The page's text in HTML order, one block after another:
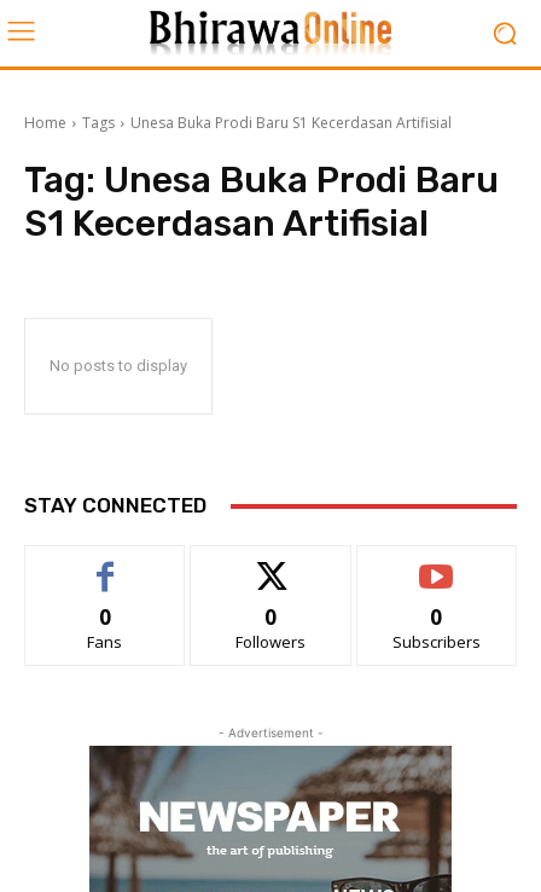
Home Tags Unesa Buka Prodi Baru S1 Kecerdasan Artifisial
Tag: Unesa Buka Prodi Baru
S1 Kecerdasan Artifisial
No posts to display
STAY CONNECTED
0
Fans
0
Followers
0
Subscribers
- Advertisement -